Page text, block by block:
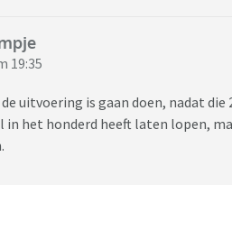
19:35
uitvoering is gaan doen, nadat die
in het honderd heeft laten lopen,